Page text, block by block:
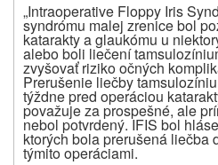
„Intraoperative Floppy Iris
syndrómu malej zrenice bol
katarakty a glaukómu u
alebo boli liečení
zvyšovať riziko očných
Prerušenie liečby
týždne pred operáciou
považuje za prospešné, ale
nebol potvrdený. IFIS bol
ktorých bola prerušená liečba
týmito operáciami.